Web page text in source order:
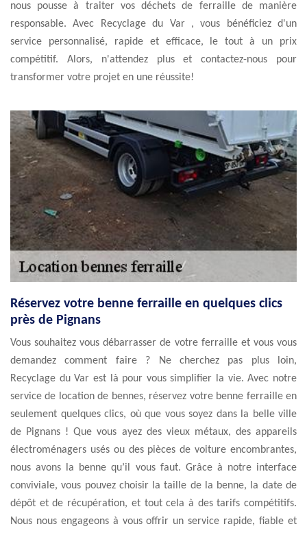
nous pousse à traiter vos déchets de ferraille de manière
responsable. Avec Recyclage du Var , vous bénéficiez d'un
service personnalisé, rapide et efficace, le tout à un prix
compétitif. Alors, n'attendez plus et contactez-nous pour
transformer votre projet en une réussite!
Réservez votre benne ferraille en quelques clics
près de Pignans
Vous souhaitez vous débarrasser de votre ferraille et vous vous
demandez comment faire ? Ne cherchez pas plus loin,
Recyclage du Var est là pour vous simplifier la vie. Avec notre
service de location de bennes, réservez votre benne ferraille en
seulement quelques clics, où que vous soyez dans la belle ville
de Pignans ! Que vous ayez des vieux métaux, des appareils
électroménagers usés ou des pièces de voiture encombrantes,
nous avons la benne qu’il vous faut. Grâce à notre interface
conviviale, vous pouvez choisir la taille de la benne, la date de
dépôt et de récupération, et tout cela à des tarifs compétitifs.
Nous nous engageons à vous offrir un service rapide, fiable et